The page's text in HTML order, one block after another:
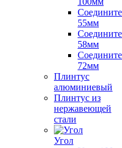
55мм
58мм
72мм
Плинтус
алюминиевый
Плинтус из
нержавеющей
стали
Угол